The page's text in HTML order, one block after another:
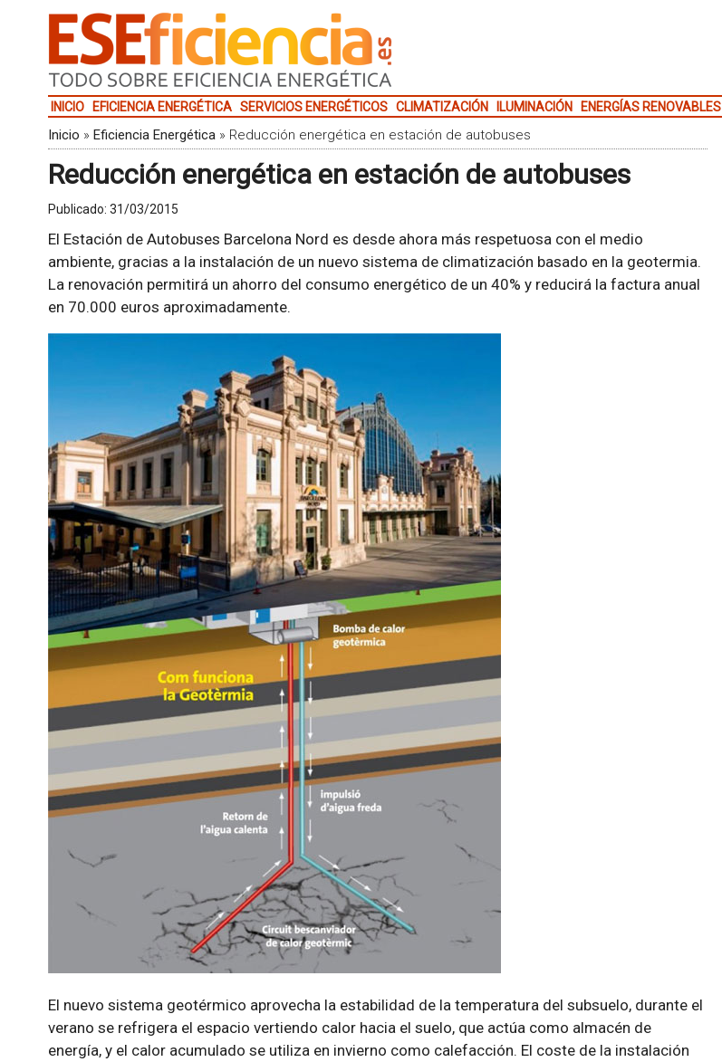
INICIO EFICIENCIA ENERGÉTICA SERVICIOS ENERGÉTICOS CLIMATIZACIÓN ILUMINACIÓN ENERGÍAS RENOVABLES
Inicio » Eficiencia Energética» Reducción energética en estación de autobuses
Reducción energética en estación de autobuses
Publicado: 31/03/2015
El Estación de Autobuses Barcelona Nord es desde ahora más respetuosa con el medio
ambiente, gracias a la instalación de un nuevo sistema de climatización basado en la geotermia.
La renovación permitirá un ahorro del consumo energético de un 40% y reducirá la factura anual
en 70.000 euros aproximadamente.
El nuevo sistema geotérmico aprovecha la estabilidad de la temperatura del subsuelo, durante el
verano se refrigera el espacio vertiendo calor hacia el suelo, que actúa como almacén de
energía, y el calor acumulado se utiliza en invierno como calefacción. El coste de la instalación